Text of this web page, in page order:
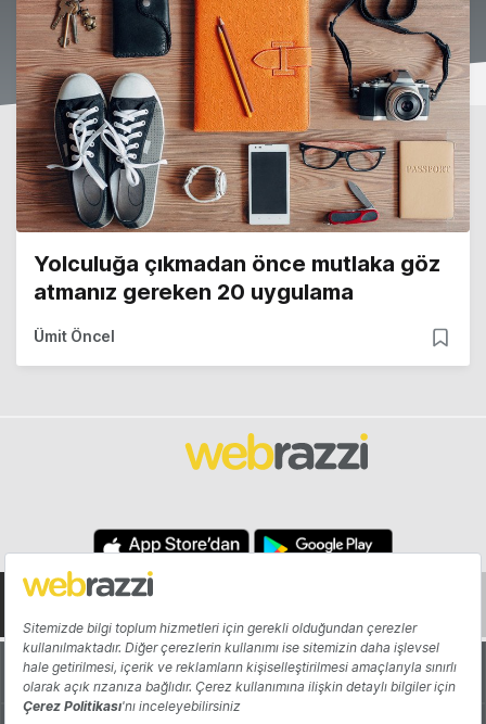
Yolculuğa çıkmadan önce mutlaka göz
atmanız gereken 20 uygulama
Ümit Öncel
Hakkında Yazarlar